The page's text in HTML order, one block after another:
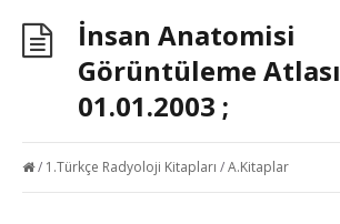
İnsan Anatomisi
Görüntüleme Atlası
01.01.2003 ;
/ 1.Türkçe Radyoloji Kitapları /A.Kitaplar